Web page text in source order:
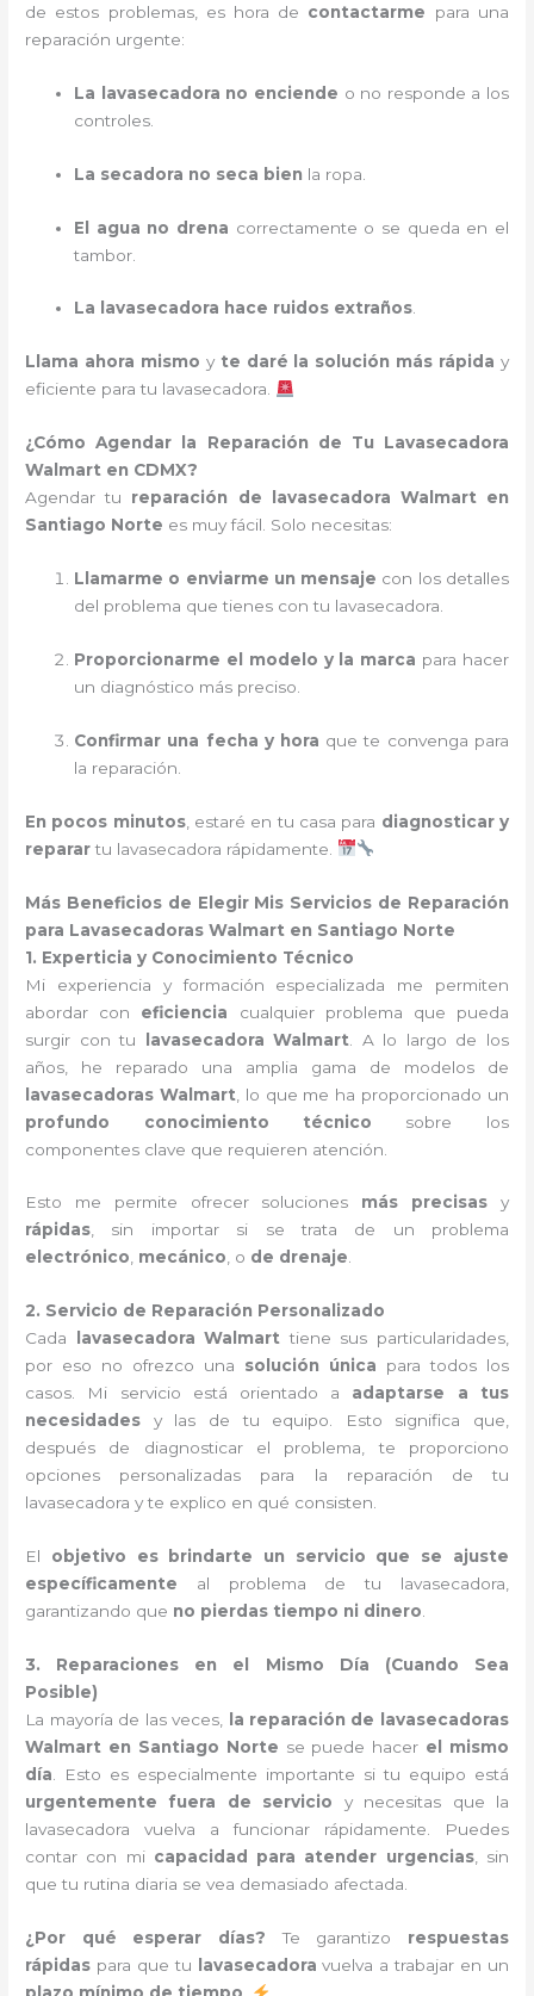
de estos problemas, es hora de contactarme para una
reparación urgente:
La lavasecadora no enciende o no responde a los
controles.
La secadora no seca bien la ropa.
El agua no drena correctamente o se queda en el
tambor.
La lavasecadora hace ruidos extraños.
Llama ahora mismo y te daré la solución más rápida y
eficiente para tu lavasecadora.
¿Cómo Agendar la Reparación de Tu Lavasecadora
Walmart en CDMX?
Agendar tu reparación de lavasecadora Walmart en
Santiago Norte es muy fácil. Solo necesitas:
Llamarme o enviarme un mensaje con los detalles
del problema que tienes con tu lavasecadora.
Proporcionarme el modelo y la marca para hacer
un diagnóstico más preciso.
Confirmar una fecha y hora que te convenga para
la reparación.
En pocos minutos, estaré en tu casa para diagnosticar y
reparartu lavasecadora rápidamente.
Más Beneficios de Elegir Mis Servicios de Reparación
para Lavasecadoras Walmart en Santiago Norte
1. Experticia y Conocimiento Técnico
Mi experiencia y formación especializada me permiten
abordar con eficiencia cualquier problema que pueda
surgir con tu lavasecadora Walmart . A lo largo de los
años, he reparado una amplia gama de modelos de
lavasecadoras Walmart , lo que me ha proporcionado un
profundo conocimiento técnico sobre los
componentes clave que requieren atención.
Esto me permite ofrecer soluciones más precisas y
rápidas, sin importar si se trata de un problema
electrónico, mecánico, o de drenaje.
2. Servicio de Reparación Personalizado
Cada
lavasecadora Walmart tiene sus particularidades,
por eso no ofrezco una solución única para todos los
casos. Mi servicio está orientado a adaptarse a tus
necesidades y las de tu equipo. Esto significa que,
después de diagnosticar el problema, te proporciono
opciones personalizadas para la reparación de tu
lavasecadora y te explico en qué consisten.
El objetivo es brindarte un servicio que se ajuste
específicamente al problema de tu lavasecadora,
garantizando que no pierdas tiempo ni dinero
3. Reparaciones en el Mismo Día (Cuando Sea
Posible)
La mayoría de las veces,
la reparación de lavasecadoras
Walmart en Santiago Norte se puede hacer el mismo
día . Esto es especialmente importante si tu equipo está
urgentemente fuera de servicio y necesitas que la
lavasecadora vuelva a funcionar rápidamente. Puedes
contar con mi capacidad para atender urgencias, sin
que tu rutina diaria se vea demasiado afectada.
¿Por qué esperar días? Te garantizo respuestas
rápidas para que tu lavasecadora vuelva a trabajar en un